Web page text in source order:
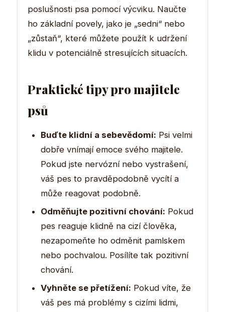
poslušnosti psa pomocí výcviku. Naučte
ho základní povely, jako je „sedni“ nebo
„zůstaň“, které můžete použít k udržení
klidu v potenciálně stresujících situacích.
Praktické tipy pro majitele
psů
Buďte klidní a sebevědomí: Psi velmi
dobře vnímají emoce svého majitele.
Pokud jste nervózní nebo vystrašení,
váš pes to pravděpodobně vycítí a
může reagovat podobně.
Odměňujte pozitivní chování: Pokud
pes reaguje klidně na cizí člověka,
nezapomeňte ho odměnit pamlskem
nebo pochvalou. Posílíte tak pozitivní
chování.
Vyhněte se přetížení: Pokud víte, že
váš pes má problémy s cizími lidmi,